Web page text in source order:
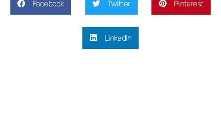
Facebook Twitter Pinterest
LinkedIn